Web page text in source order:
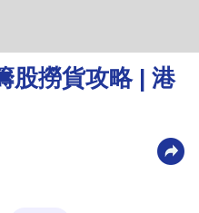
股撈貨攻略 | 港